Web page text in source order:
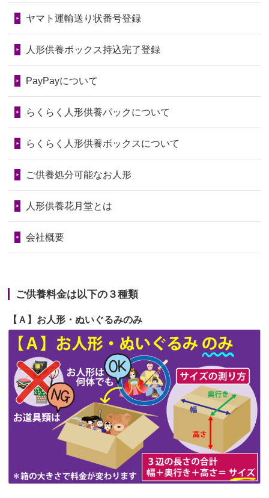
2026/06/28きちんと供養していただけると思った
ので、お願...
いたことが...
2026/06/28老後のことを考え体力のあるうちに身
2026/06/28人形たちに これまで本当にありがとう
天...
2026/06/24今は亡き両親が孫（私の子供）の初節
句に贈って...
が伸びた時...
2026/06/22
娘の初めてのひな祭りにあわせて、娘
の祖父母か...
2026/06/20
雛人形をお道具も含め一式で引き取っ
てくださる...
2024/01/04ガラスケースは外しても良いですか？
第76回人形供養祭令和7年2月28日(金)
第75回人形供養祭令和7年1月17日(金)
第73回人形供養祭令和6年10月17日(木)
第71回人形供養祭令和6年8月1日(木)
第70回人形供養祭令和6年6月21日(金)
第68回人形供養祭令和6年3月22日(金)
第65回人形供養祭令和5年11月09日(木)
第64回人形供養祭令和5年9月21日(木)
第63回人形供養祭 令和5年8月1日(火)
第62回人形供養祭令和5年6月21日(水)
第61回人形供養祭 令和5年5月19日(金)
第60回人形供養祭令和5年3月28日(火)
第59回人形供養祭 令和5年2月10日(金)
第58回人形供養祭令和5年12月21日(水)
ヤマト運輸送り状番号登録
人形供養ボックス持込完了登録
PayPayについて
らくらく人形供養パックについて
らくらく人形供養ボックスについて
ご供養処分可能なお人形
人形供養花月堂とは
会社概要
ご供養料金は以下の３種類
【Ａ】お人形・ぬいぐるみのみ